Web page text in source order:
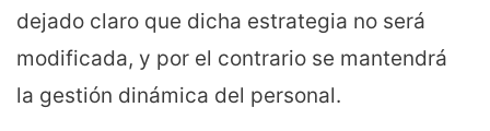
dejado claro que dicha estrategia no será
modificada, y por el contrario se mantendrá
la gestión dinámica del personal.